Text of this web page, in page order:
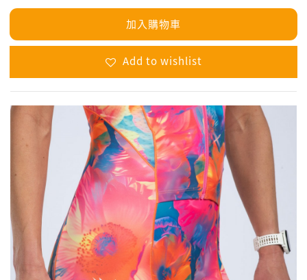
加入購物車
Add to wishlist